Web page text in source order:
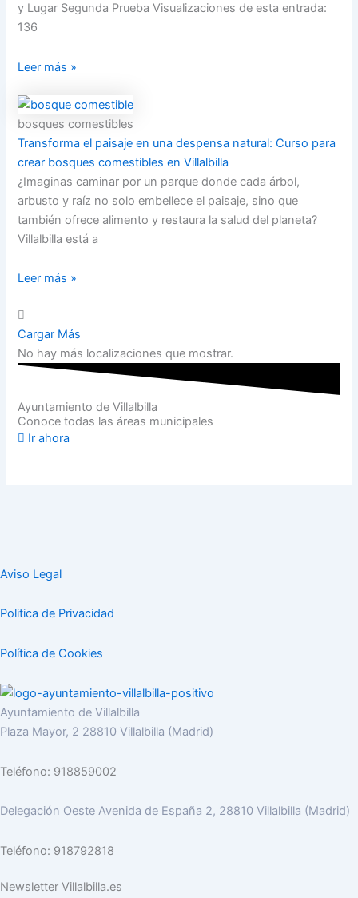
y Lugar Segunda Prueba Visualizaciones de esta entrada:
136
Leer más »
bosques comestibles
Transforma el paisaje en una despensa natural: Curso para
crear bosques comestibles en Villalbilla
¿Imaginas caminar por un parque donde cada árbol,
arbusto y raíz no solo embellece el paisaje, sino que
también ofrece alimento y restaura la salud del planeta?
Villalbilla está a
Leer más »
Cargar Más
No hay más localizaciones que mostrar.
Ayuntamiento de Villalbilla
Conoce todas las áreas municipales
Ir ahora
Aviso Legal
Politica de Privacidad
Política de Cookies
Ayuntamiento de Villalbilla
Plaza Mayor, 2 28810 Villalbilla (Madrid)
Teléfono: 918859002
Delegación Oeste Avenida de España 2, 28810 Villalbilla (Madrid)
Teléfono: 918792818
Newsletter Villalbilla.es